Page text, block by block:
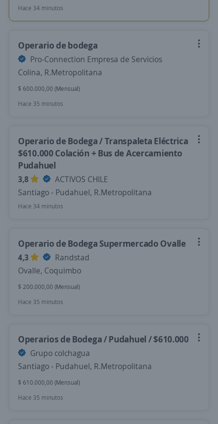
Hace 34 minutos
Operario de bodega
Pro-Connection Empresa de Servicios
Colina, R.Metropolitana
$ 600.000,00 (Mensual)
Hace 35 minutos
Operario de Bodega / Transpaleta Eléctrica
$610.000 Colación + Bus de Acercamiento
Pudahuel
3,8
ACTIVOS CHILE
Santiago - Pudahuel, R.Metropolitana
Hace 34 minutos
Operario de Bodega Supermercado Ovalle
4,3
Randstad
Ovalle, Coquimbo
$ 200.000,00 (Mensual)
Hace 35 minutos
Operarios de Bodega / Pudahuel / $610.000
Grupo colchagua
Santiago - Pudahuel, R.Metropolitana
$ 610.000,00 (Mensual)
Hace 35 minutos